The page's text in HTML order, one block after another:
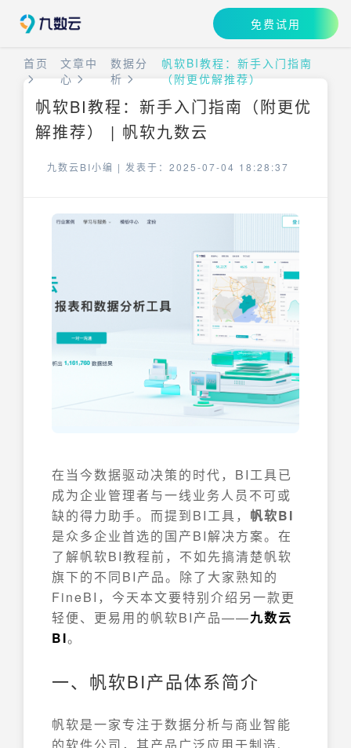
免费试用
首页
文章中
心
数据分
析
帆软BI教程：新手入门指南
（附更优解推荐）
帆软BI教程：新手入门指南（附更优
解推荐） | 帆软九数云
九数云BI小编 | 发表于：2025-07-04 18:28:37
在当今数据驱动决策的时代，BI工具已
成为企业管理者与一线业务人员不可或
缺的得力助手。而提到BI工具， 帆软BI
是众多企业首选的国产BI解决方案。在
了解帆软BI教程前，不如先搞清楚帆软
旗下的不同BI产品。除了大家熟知的
FineBI，今天本文要特别介绍另一款更
轻便、更易用的帆软BI产品——九数云
BI。
一、帆软BI产品体系简介
帆软是一家专注于数据分析与商业智能